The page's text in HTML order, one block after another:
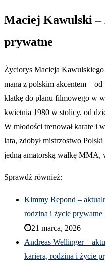
Maciej Kawulski –
prywatne
Życiorys Macieja
mana z polskim akcentem –
klatkę do planu filmowego w
kwietnia 1980 w stolicy, od
W młodości trenował karate i
lata, zdobył mistrzostwo
jedną amatorską walkę MMA,
Sprawdź również:
Kimmy Repond –
rodzina i życie prywatne
21 marca, 2026
Andreas Wellinger –
kariera, rodzina i życie